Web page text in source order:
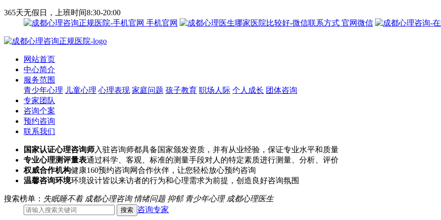
365天无假日，上班时间8:30-20:00
手机官网
官网微信
网站首页
中心简介
服务范围
青少年心理 儿童心理 心理表现 家庭问题 孩子教育 职场人际 个人成长 团体咨询
专家团队
咨询个案
预约咨询
联系我们
国家认证心理咨询师入驻咨询师都具备国家颁发资质，并有从业经验，保证专业水平和质量
专业心理测评量表通过科学、客观、标准的测量手段对人的特定素质进行测量、分析、评价
权威合作机构健康160预约咨询网合作伙伴，让您轻松放心预约咨询
温馨咨询环境环境设计皆以来访者的行为和心理需求为前提，创造良好咨询氛围
搜索榜单： 失眠睡不着 成都心理咨询 情绪问题 抑郁 青少年心理 成都心理医生
咨询专家